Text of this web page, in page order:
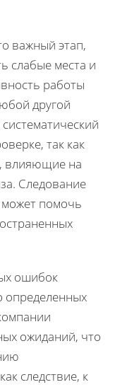
важный этап,
слабые места и
работы
другой
так как
влияющие на
Следование
помочь
ошибок
определенных
ожиданий, что
следствие, к